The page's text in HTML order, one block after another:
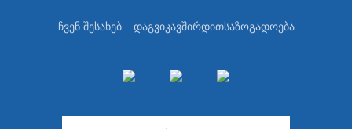
ჩვენ შესახებ დაგვიკავშირდითსაზოგადოება